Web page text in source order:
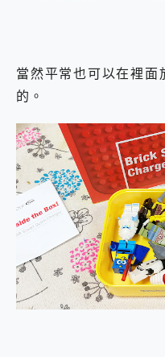
當然平常也可以在裡面
的。